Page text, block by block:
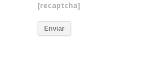
[recaptcha]